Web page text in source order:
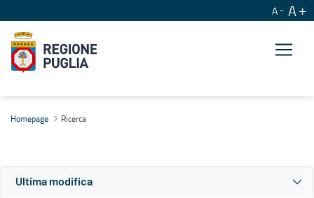
A A
Homepage Ricerca
Ultima modifica